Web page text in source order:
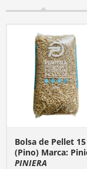
Bolsa de Pellet
(Pino) Marca:
PINIERA